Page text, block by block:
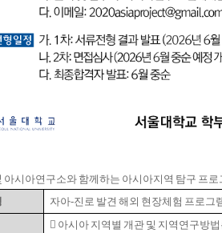
아시아연구소와 함께하는 아시아지역 탐구 프
자아-진로 발견 해외 현장체험 프로그
 아시아 지역별 개관 및 지역연구방